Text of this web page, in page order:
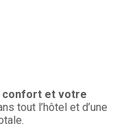
confort et votre
tout l’hôtel et d’une